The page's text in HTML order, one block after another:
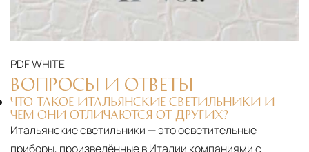
поставки застрахованы в соответствии с
международными стандартами. Клиенты могут
критичных партий товара.
PDFWHITE
ВОПРОСЫ И ОТВЕТЫ
ЧТО ТАКОЕ ИТАЛЬЯНСКИЕ СВЕТИЛЬНИКИ И
ЧЕМ ОНИ ОТЛИЧАЮТСЯ ОТ ДРУГИХ?
Итальянские светильники — это осветительные
приборы, произведённые в Италии компаниями с